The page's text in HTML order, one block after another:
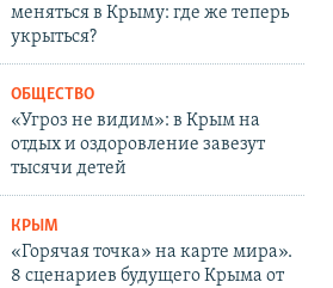
меняться в Крыму: где же теперь
укрыться?
ОБЩЕСТВО
«Угроз не видим»: в Крым на
отдых и оздоровление завезут
тысячи детей
КРЫМ
«Горячая точка» на карте мира».
8 сценариев будущего Крыма от